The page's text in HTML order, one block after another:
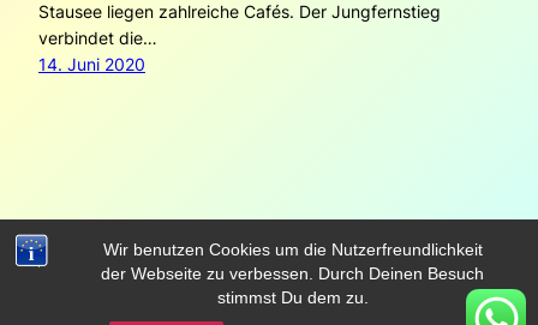
Wir benutzen Cookies um die Nutzerfreundlichkeit
der Webseite zu verbessen. Durch Deinen Besuch
stimmst Du dem zu.
Stausee liegen zahlreiche Cafés. Der Jungfernstieg
verbindet die…
14. Juni 2020
Dolmetscher.Live Mit Stolz präsentiert vonWordPress